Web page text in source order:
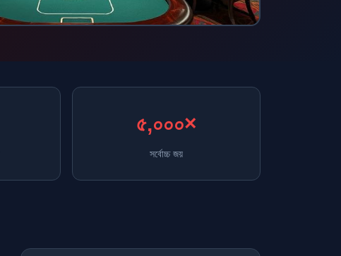
৫,০০০×
সর্বোচ্চ জয়